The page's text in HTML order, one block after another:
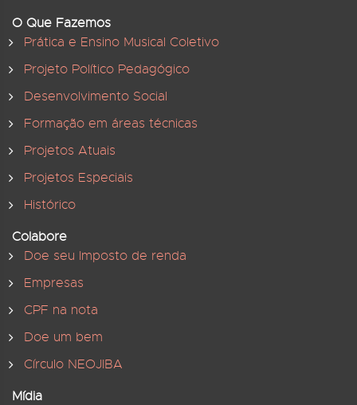
O Que Fazemos
Prática e Ensino Musical Coletivo
Projeto Político Pedagógico
Desenvolvimento Social
Formação em áreas técnicas
Projetos Atuais
Projetos Especiais
Histórico
Colabore
Doe seu Imposto de renda
Empresas
CPF na nota
Doe um bem
Círculo NEOJIBA
Mídia